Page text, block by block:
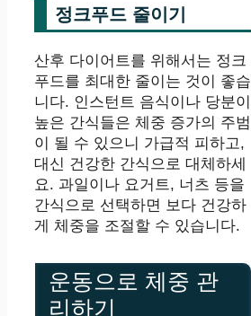
정크푸드 줄이기
산후 다이어트를 위해서는 정크
푸드를 최대한 줄이는 것이 좋습
니다. 인스턴트 음식이나 당분이
높은 간식들은 체중 증가의 주범
이 될 수 있으니 가급적 피하고,
대신 건강한 간식으로 대체하세
요. 과일이나 요거트, 너츠 등을
간식으로 선택하면 보다 건강하
게 체중을 조절할 수 있습니다.
운동으로 체중 관
리하기